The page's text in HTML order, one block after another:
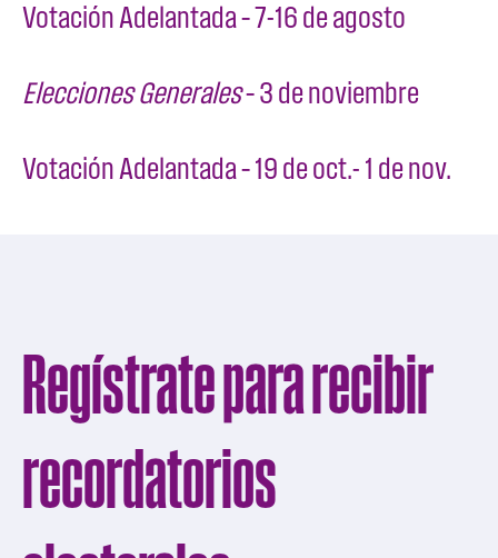
Votación Adelantada – 7-16 de agosto
Elecciones Generales– 3 de noviembre
Votación Adelantada – 19 de oct.- 1 de nov.
Regístrate para recibir
recordatorios